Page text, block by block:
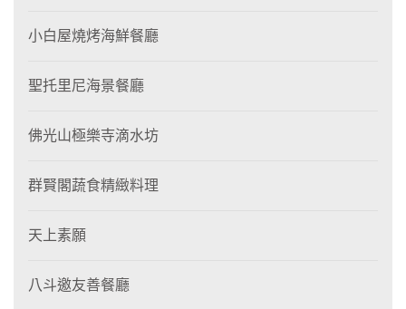
小白屋燒烤海鮮餐廳
聖托里尼海景餐廳
佛光山極樂寺滴水坊
群賢閣蔬食精緻料理
天上素願
八斗邀友善餐廳